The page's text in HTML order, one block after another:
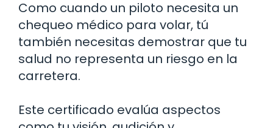
Como cuando un piloto necesita un
chequeo médico para volar, tú
también necesitas demostrar que tu
salud no representa un riesgo en la
carretera.
Este certificado evalúa aspectos